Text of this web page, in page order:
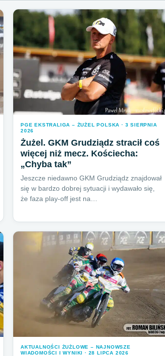
PGE EKSTRALIGA – ŻUŻEL POLSKA · 3 SIERPNIA
2026
Żużel. GKM Grudziądz stracił coś
więcej niż mecz. Kościecha:
„Chyba tak”
Jeszcze niedawno GKM Grudziądz znajdował
się w bardzo dobrej sytuacji i wydawało się,
że faza play-off jest na…
AKTUALNOŚCI ŻUŻLOWE – NAJNOWSZE
WIADOMOŚCI I WYNIKI · 28 LIPCA 2026